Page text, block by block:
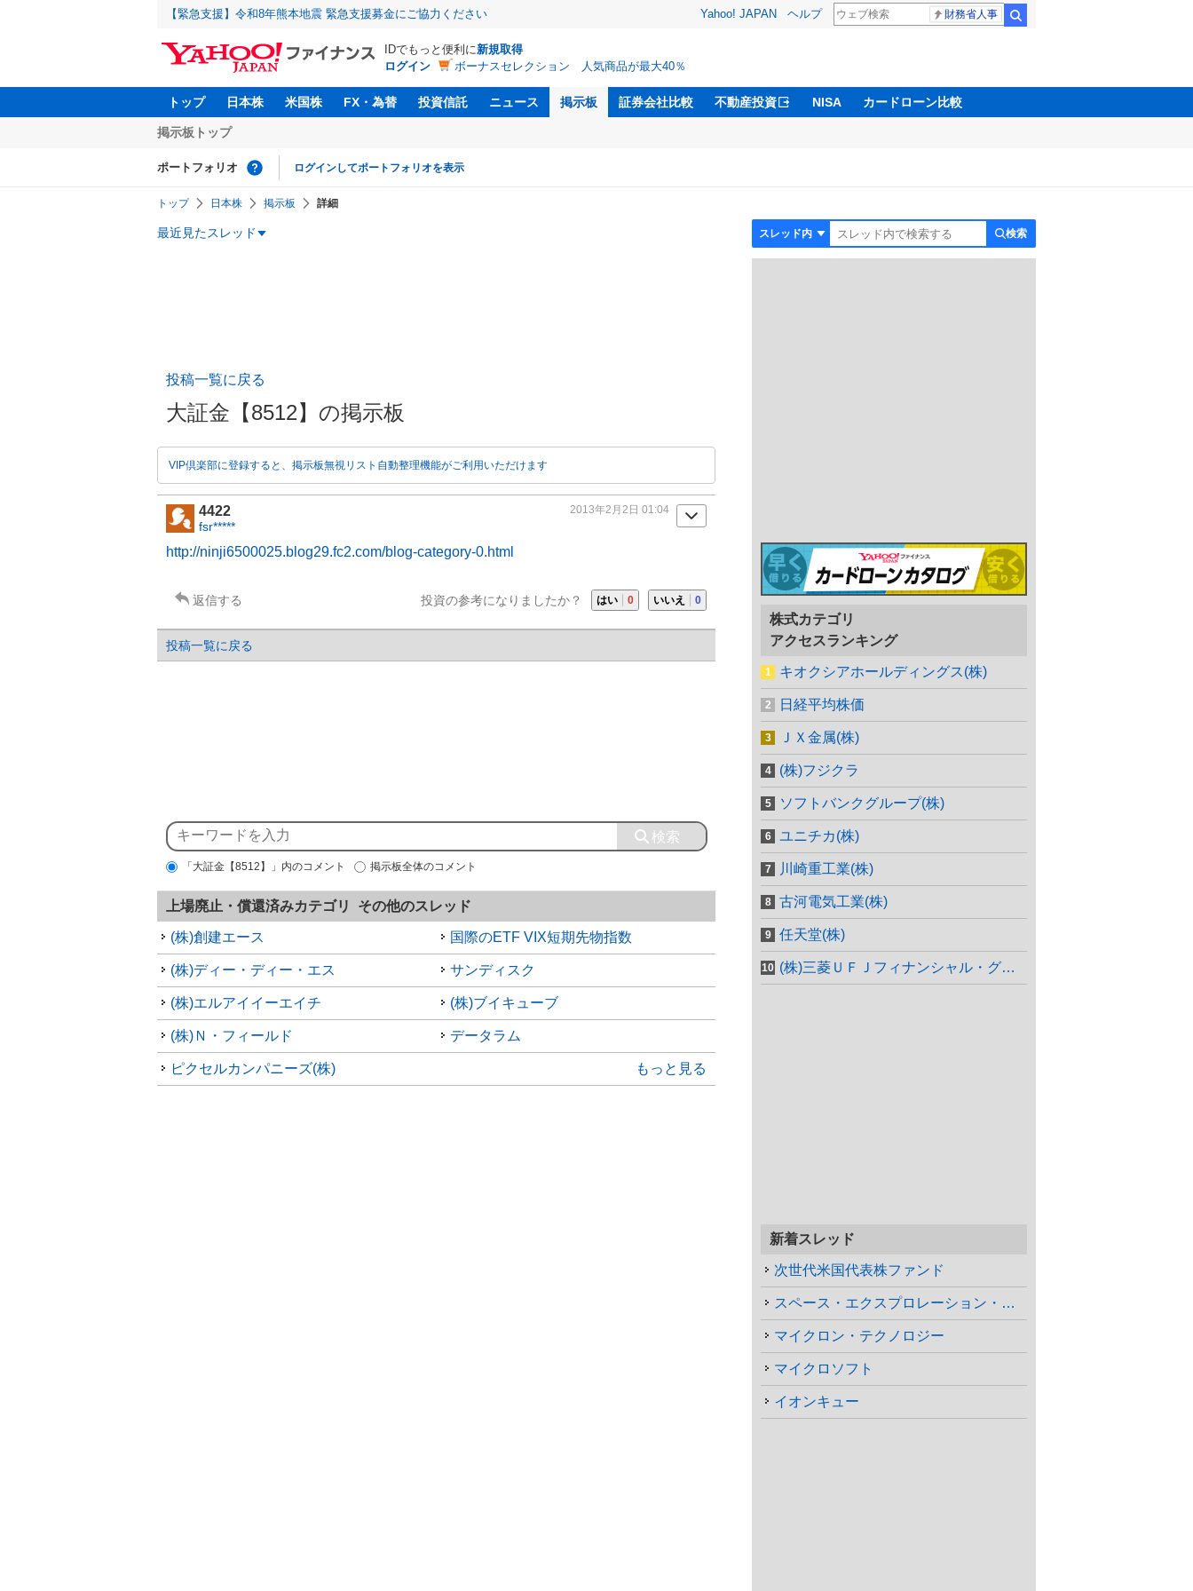
【緊急支援】令和8年熊本地震 緊急支援募金にご協力ください Yahoo! JAPAN ヘルプ 財務省人事
IDでもっと便利に新規取得
ログイン
ボーナスセレクション 人気商品が最大40％
トップ 日本株 米国株 FX・為替 投資信託 ニュース 掲示板 証券会社比較 不動産投資 NISA カードローン比較
掲示板トップ
ポートフォリオ ログインしてポートフォリオを表示
トップ 日本株 掲示板 詳細
最近見たスレッド 検索
投稿一覧に戻る
大証金【8512】の掲示板
VIP倶楽部に登録すると、掲示板無視リスト自動整理機能がご利用いただけます
4422
fsr*****
2013年2月2日 01:04
http://ninji6500025.blog29.fc2.com/blog-category-0.html
返信する 投資の参考になりましたか？ はい 0 いいえ 0
投稿一覧に戻る
「大証金【8512】」内のコメント 掲示板全体のコメント
上場廃止・償還済みカテゴリ その他のスレッド
(株)創建エース 国際のETF VIX短期先物指数
(株)ディー・ディー・エス サンディスク
(株)エルアイイーエイチ (株)ブイキューブ
(株)Ｎ・フィールド データラム
ピクセルカンパニーズ(株) もっと見る
株式カテゴリ
アクセスランキング
キオクシアホールディングス(株)
日経平均株価
ＪＸ金属(株)
(株)フジクラ
ソフトバンクグループ(株)
ユニチカ(株)
川崎重工業(株)
古河電気工業(株)
任天堂(株)
(株)三菱ＵＦＪフィナンシャル・グループ
新着スレッド
次世代米国代表株ファンド
スペース・エクスプロレーション・テクノ…
マイクロン・テクノロジー
マイクロソフト
イオンキュー